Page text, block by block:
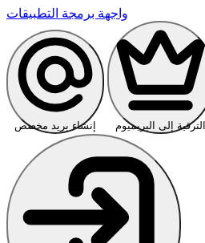
واجهة برمجة التطبيقات
إنشاء بريد مخصص الترقية إلى البريميوم